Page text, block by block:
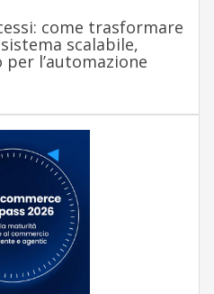
come trasformare
scalabile,
l’automazione